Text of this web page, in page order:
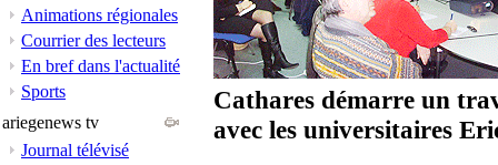
Animations régionales
Courrier des lecteurs
En bref dans l'actualité
Sports
ariegenews tv
Journal télévisé
Cathares démarre un
avec les universitaires